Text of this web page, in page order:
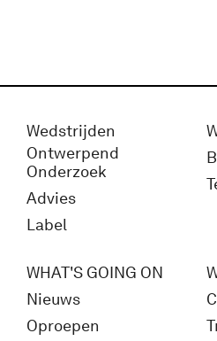
Wedstrijden
Ontwerpend
Onderzoek
Advies
Label
WHAT'S GOING ON
Nieuws
Oproepen